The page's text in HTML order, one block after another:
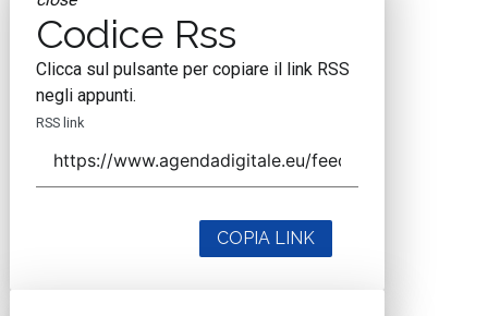
Codice Rss
Clicca sul pulsante per copiare il link RSS
negli appunti.
RSS link
COPIA LINK